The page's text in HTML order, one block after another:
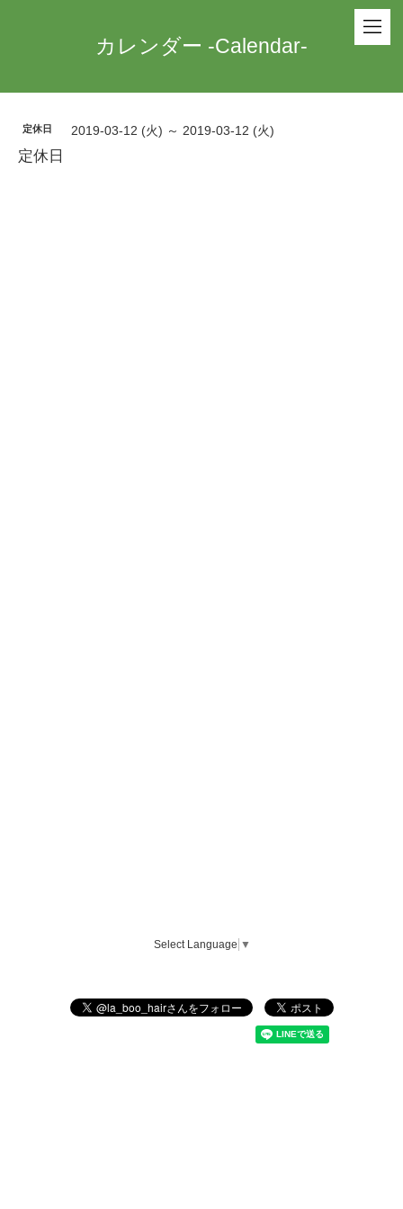
カレンダー -Calendar-
定休日 2019-03-12 (火) ～ 2019-03-12 (火)
定休日
Select Language ▼